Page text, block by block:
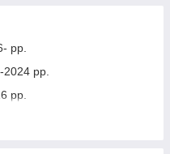
рр.
рр.
рр.